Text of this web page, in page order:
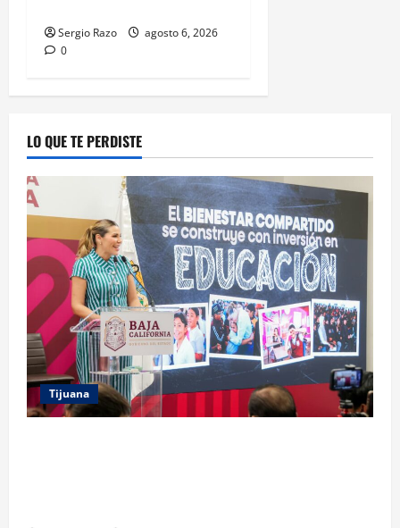
Sergio Razo
agosto 6, 2026
0
LO QUE TE PERDISTE
Tijuana